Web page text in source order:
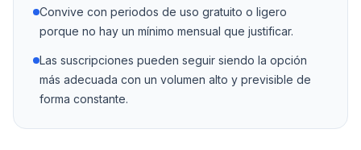
Convive con periodos de uso gratuito o ligero
porque no hay un mínimo mensual que justificar.
Las suscripciones pueden seguir siendo la opción
más adecuada con un volumen alto y previsible de
forma constante.